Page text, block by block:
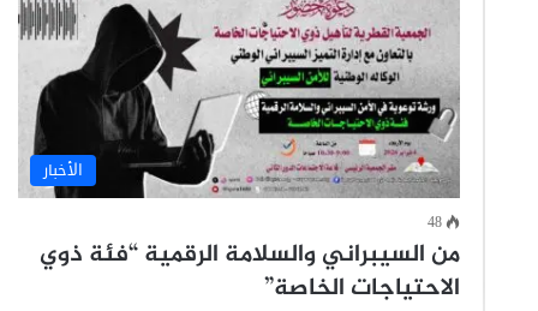
الأخبار
48
من السيبراني والسلامة الرقمية “فئة ذوي
الاحتياجات الخاصة”